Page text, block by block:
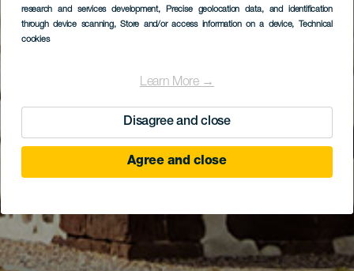
research and services development, Precise geolocation data, and identification
through device scanning, Store and/or access information on a device, Technical
cookies
Learn More →
Disagree and close
Agree and close